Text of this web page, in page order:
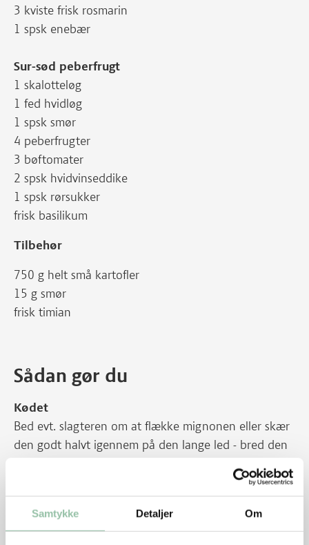
Samtykke Detaljer Om
3 kviste frisk rosmarin
1 spsk enebær
Sur-sød peberfrugt
1 skalotteløg
1 fed hvidløg
1 spsk smør
4 peberfrugter
3 bøftomater
2 spsk hvidvinseddike
1 spsk rørsukker
frisk basilikum
Tilbehør
750 g helt små kartofler
15 g smør
frisk timian
Sådan gør du
Kødet
Bed evt. slagteren om at flække mignonen eller skær
den godt halvt igennem på den lange led - bred den
Marinade
Bland marinaden af olie, strimlet citronskal,